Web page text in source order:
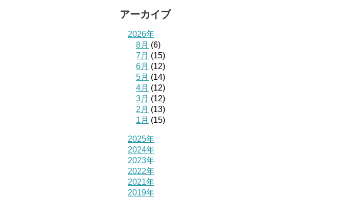
アーカイブ
2026年
8月 (6)
7月 (15)
6月 (12)
5月 (14)
4月 (12)
3月 (12)
2月 (13)
1月 (15)
2025年
2024年
2023年
2022年
2021年
2019年